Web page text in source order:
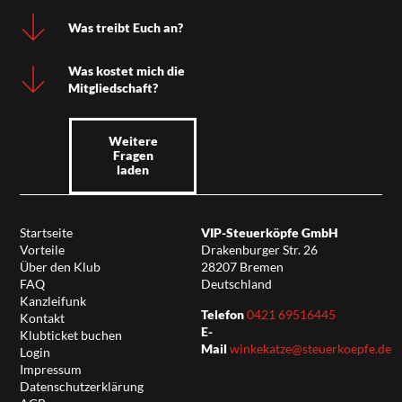
Was treibt Euch an?
Was kostet mich die
Mitgliedschaft?
Weitere
Fragen
laden
Startseite
Vorteile
Über den Klub
FAQ
Kanzleifunk
Kontakt
Klubticket buchen
Login
Impressum
Datenschutzerklärung
VIP-Steuerköpfe GmbH
Drakenburger Str. 26
28207 Bremen
Deutschland
Telefon0421 69516445
E-
Mail winkekatze@steuerkoepfe.de